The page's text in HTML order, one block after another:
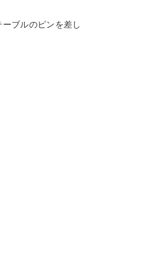
ブルのピンを差し